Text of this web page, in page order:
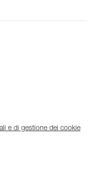
e di gestione dei cookie